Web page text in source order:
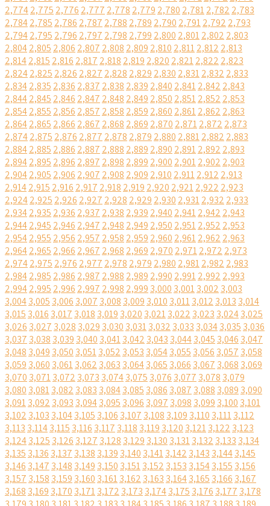
2,7742,775 2,776 2,777 2,778 2,779 2,780 2,7812,782 2,783
2,7842,785 2,786 2,787 2,788 2,789 2,790 2,7912,792 2,793
2,7942,795 2,796 2,797 2,798 2,799 2,800 2,8012,802 2,803
2,8042,805 2,806 2,807 2,808 2,809 2,810 2,8112,812 2,813
2,8142,815 2,816 2,817 2,818 2,819 2,820 2,8212,822 2,823
2,8242,825 2,826 2,827 2,828 2,829 2,830 2,8312,832 2,833
2,8342,835 2,836 2,837 2,838 2,839 2,840 2,8412,842 2,843
2,8442,845 2,846 2,847 2,848 2,849 2,850 2,8512,852 2,853
2,8542,855 2,856 2,857 2,858 2,859 2,860 2,8612,862 2,863
2,8642,865 2,866 2,867 2,868 2,869 2,870 2,8712,872 2,873
2,8742,875 2,876 2,877 2,878 2,879 2,880 2,8812,882 2,883
2,8842,885 2,886 2,887 2,888 2,889 2,890 2,8912,892 2,893
2,8942,895 2,896 2,897 2,898 2,899 2,900 2,9012,902 2,903
2,9042,905 2,906 2,907 2,908 2,909 2,910 2,9112,912 2,913
2,9142,915 2,916 2,917 2,918 2,919 2,920 2,9212,922 2,923
2,9242,925 2,926 2,927 2,928 2,929 2,930 2,9312,932 2,933
2,9342,935 2,936 2,937 2,938 2,939 2,940 2,9412,942 2,943
2,9442,945 2,946 2,947 2,948 2,949 2,950 2,9512,952 2,953
2,9542,955 2,956 2,957 2,958 2,959 2,960 2,9612,962 2,963
2,9642,965 2,966 2,967 2,968 2,969 2,970 2,9712,972 2,973
2,9742,975 2,976 2,977 2,978 2,979 2,980 2,9812,982 2,983
2,9842,985 2,986 2,987 2,988 2,989 2,990 2,9912,992 2,993
2,9942,995 2,996 2,997 2,998 2,999 3,000 3,0013,002 3,003
3,0043,005 3,006 3,007 3,008 3,009 3,010 3,0113,012 3,013 3,014
3,015 3,016 3,017 3,018 3,019 3,020 3,0213,022 3,023 3,0243,025
3,026 3,027 3,028 3,029 3,030 3,0313,032 3,033 3,0343,035 3,036
3,037 3,038 3,039 3,040 3,0413,042 3,043 3,0443,045 3,046 3,047
3,048 3,049 3,050 3,0513,052 3,053 3,0543,055 3,056 3,057 3,058
3,059 3,060 3,0613,062 3,063 3,0643,065 3,066 3,067 3,068 3,069
3,070 3,0713,072 3,073 3,0743,075 3,076 3,077 3,078 3,079
3,080 3,0813,082 3,083 3,0843,085 3,086 3,087 3,088 3,089 3,090
3,0913,092 3,093 3,0943,095 3,096 3,097 3,098 3,099 3,100 3,101
3,102 3,103 3,1043,105 3,106 3,107 3,108 3,109 3,110 3,1113,112
3,113 3,1143,115 3,116 3,117 3,118 3,119 3,120 3,1213,122 3,123
3,1243,125 3,126 3,127 3,128 3,129 3,130 3,1313,132 3,133 3,134
3,135 3,136 3,137 3,138 3,139 3,140 3,1413,142 3,143 3,1443,145
3,146 3,147 3,148 3,149 3,150 3,1513,152 3,153 3,1543,155 3,156
3,157 3,158 3,159 3,160 3,1613,162 3,163 3,1643,165 3,166 3,167
3,168 3,169 3,170 3,1713,172 3,173 3,1743,175 3,176 3,177 3,178